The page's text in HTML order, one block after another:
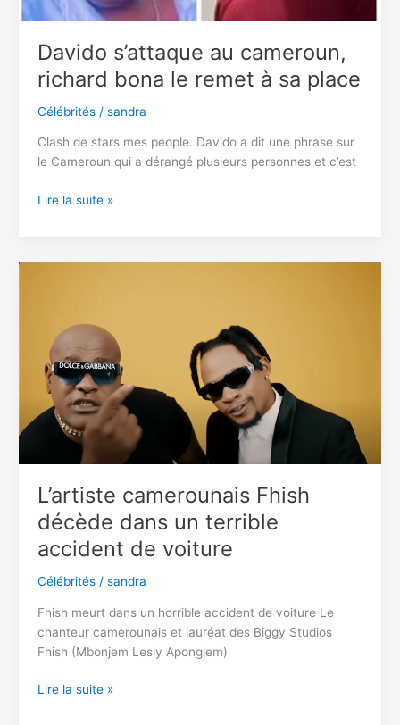
Russie
Davido s’attaque au cameroun,
richard bona le remet à sa place
Célébrités/ sandra
Clash de stars mes people. Davido a dit une phrase sur
le Cameroun qui a dérangé plusieurs personnes et c’est
Davido
remet
sa
place
Lire la suite »
L’artiste camerounais Fhish
décède dans un terrible
accident de voiture
Célébrités/ sandra
Fhish meurt dans un horrible accident de voiture Le
chanteur camerounais et lauréat des Biggy Studios
Fhish (Mbonjem Lesly Aponglem)
L’artiste
Lire la suite »